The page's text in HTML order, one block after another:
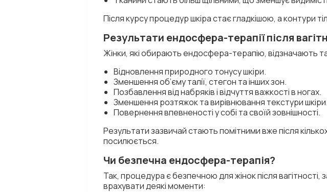
Після курсу процедур шкіра стає гладкішою, а контури
Результати ендосфера-терапії після
Жінки, які обирають ендосфера-терапію, відзначають
Відновлення природного тонусу шкіри.
Зменшення об’єму талії, стегон та інших зон.
Позбавлення від набряків і відчуття важкості в ногах.
Зменшення розтяжок та вирівнювання текстури шкіри.
Повернення впевненості у собі та своїй зовнішності.
Результати зазвичай стають помітними вже після
посилюється.
Чи безпечна ендосфера-терапія?
Так, процедура є безпечною для жінок після
врахувати деякі моменти: